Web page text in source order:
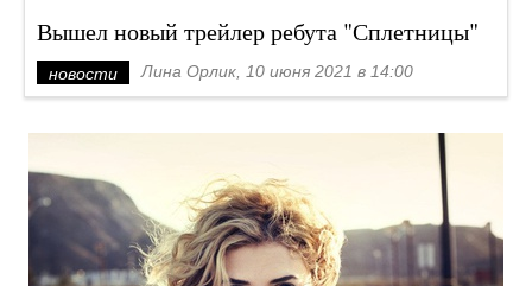
Вышел новый трейлер ребута "Сплетницы"
новости Лина Орлик, 10 июня 2021 в 14:00